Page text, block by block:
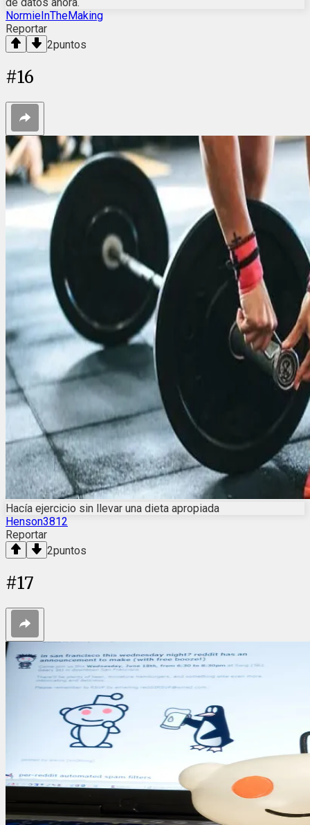
NormieInTheMaking
Reportar
2puntos
#16
Hacía ejercicio sin llevar una dieta apropiada
Henson3812
Reportar
2puntos
#17